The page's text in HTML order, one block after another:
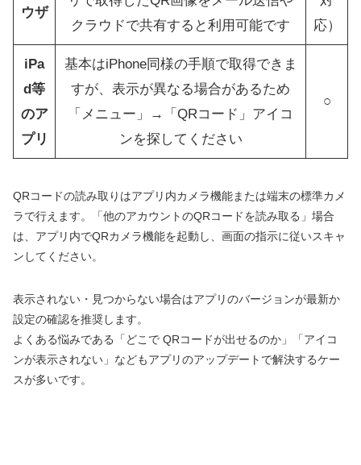
ウザ
クラウドで共有すると利用可能です
応）
iPa
d等
のア
プリ
基本はiPhone同様の手順で取得できま
すが、表示が異なる場合があるため
「メニュー」→「QRコード」アイコ
ンを探してください
○
QRコードの読み取りはアプリ内カメラ機能または端末の標準カメ
ラで行えます。「他のアカウントのQRコードを読み取る」場合
は、アプリ内でQRカメラ機能を起動し、画面の指示に従いスキャ
ンしてください。
表示されない・見つからない場合はアプリのバージョンが最新か
設定の確認を推奨します。
よくある悩みである「どこで QRコードが出せるのか」「アイコ
ンが表示されない」などもアプリのアップデートで解決するケー
スが多いです。